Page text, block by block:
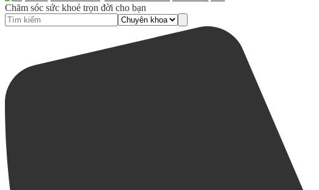
Chăm sóc sức khoẻ trọn đời cho bạn